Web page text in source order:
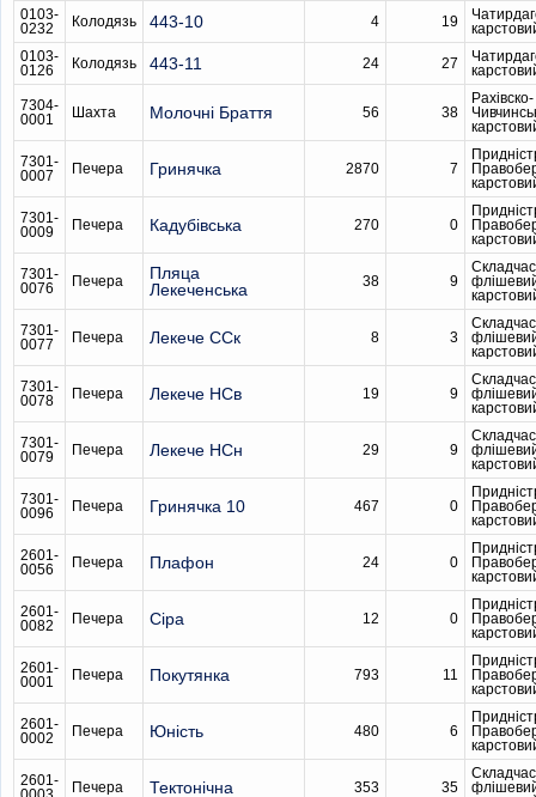
0103-
0232
Колодязь 443-10 4 19
0103-
0126
Колодязь 443-11 24 27
7304-
0001
Шахта Молочні Браття 56 38
Рахівско-
7301-
0007
Печера Гринячка 2870 7
7301-
0009
Печера Кадубiвська 270 0
7301-
0076
Печера
Пляца
Лекеченська
38 9
7301-
0077
Печера Лекече ССк 8 3
7301-
0078
Печера Лекече НСв 19 9
7301-
0079
Печера Лекече НСн 29 9
7301-
0096
Печера Гринячка 10 467 0
2601-
0056
Печера Плафон 24 0
2601-
0082
Печера Сіра 12 0
2601-
0001
Печера Покутянка 793 11
2601-
0002
Печера Юність 480 6
2601-
Печера Тектонічна 353 35